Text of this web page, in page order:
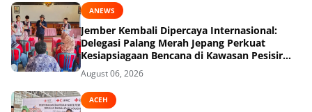
ANEWS
Jember Kembali Dipercaya Internasional:
Delegasi Palang Merah Jepang Perkuat
Kesiapsiagaan Bencana di Kawasan Pesisir
dan Sekolah
August 06, 2026
ACEH